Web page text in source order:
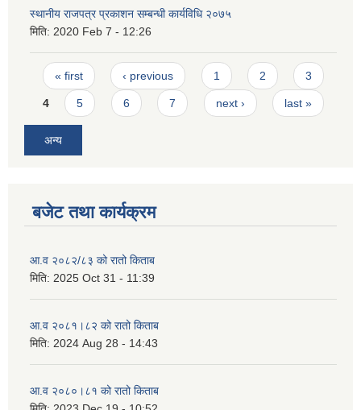
स्थानीय राजपत्र प्रकाशन सम्बन्धी कार्यविधि २०७५
मिति: 2020 Feb 7 - 12:26
Pages
« first ‹ previous 1 2 3
4 5 6 7 next › last »
अन्य
बजेट तथा कार्यक्रम
आ.व २०८२/८३ को रातो किताब
मिति: 2025 Oct 31 - 11:39
आ.व २०८१।८२ को रातो किताब
मिति: 2024 Aug 28 - 14:43
आ.व २०८०।८१ को रातो किताब